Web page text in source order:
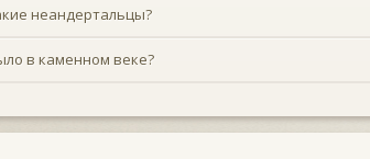
неандертальцы?
в каменном веке?